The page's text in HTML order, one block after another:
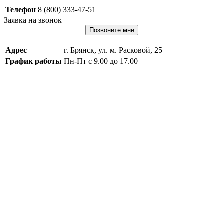
Телефон 8 (800) 333-47-51
Заявка на звонок
Позвоните мне
Адрес
г. Брянск, ул. м. Расковой, 25
График работы Пн-Пт с 9.00 до 17.00